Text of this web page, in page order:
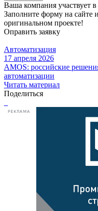
Ваша компания участвует
Заполните форму на сайте
оригинальном проекте!
Оправить заявку
Автоматизация
17 апреля 2026
AMOS: российские
автоматизации
Читать материал
Поделиться
РЕКЛАМА